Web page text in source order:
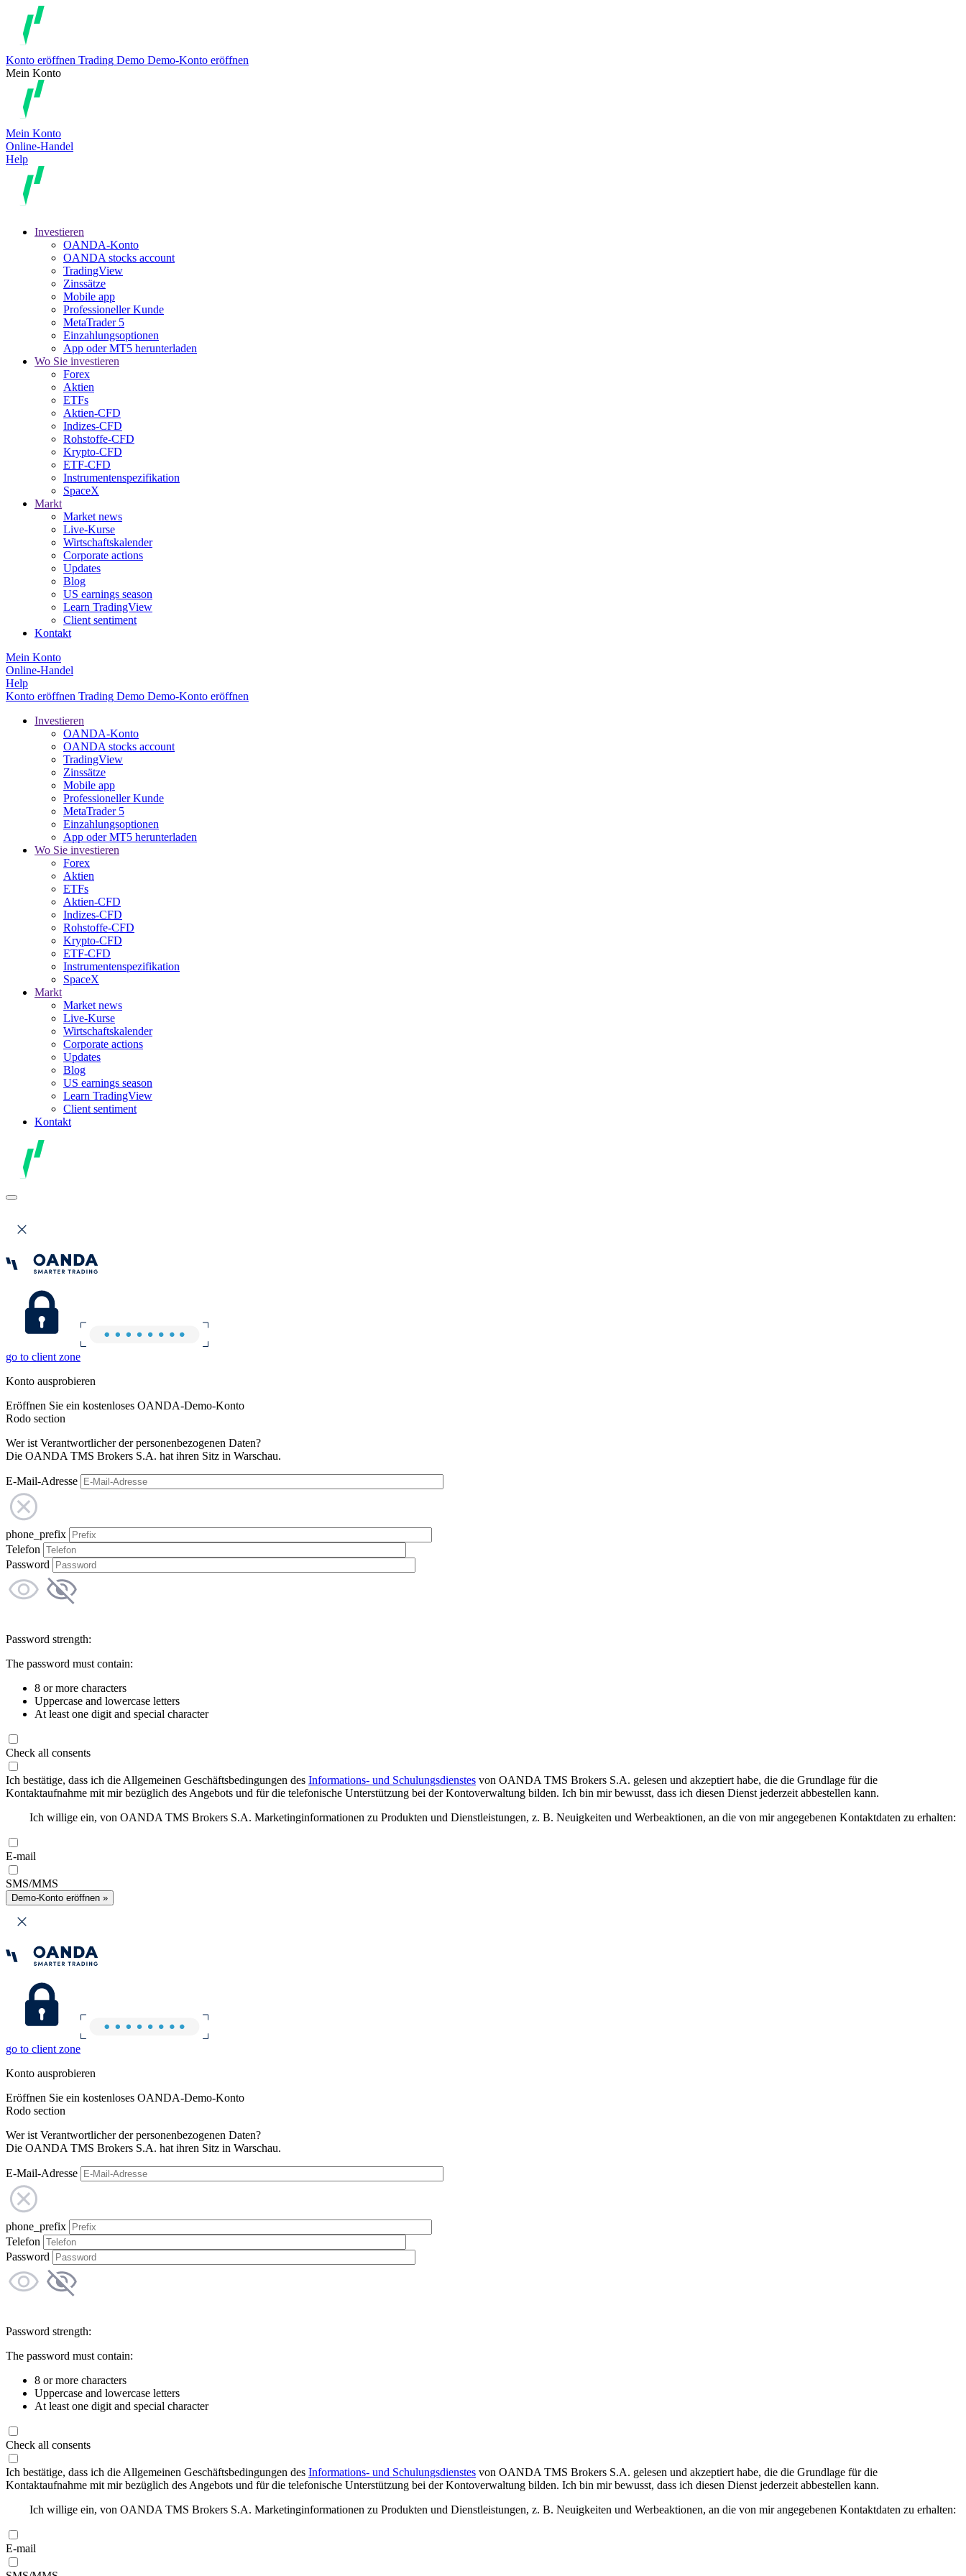
Konto eröffnen Trading Demo Demo-Konto eröffnen
Mein Konto
Mein Konto
Online-Handel
Help
Investieren
OANDA-Konto
OANDA stocks account
TradingView
Zinssätze
Mobile app
Professioneller Kunde
MetaTrader 5
Einzahlungsoptionen
App oder MT5 herunterladen
Wo Sie investieren
Forex
Aktien
ETFs
Aktien-CFD
Indizes-CFD
Rohstoffe-CFD
Krypto-CFD
ETF-CFD
Instrumentenspezifikation
SpaceX
Markt
Market news
Live-Kurse
Wirtschaftskalender
Corporate actions
Updates
Blog
US earnings season
Learn TradingView
Client sentiment
Kontakt
Mein Konto
Online-Handel
Help
Konto eröffnen Trading Demo Demo-Konto eröffnen
Investieren
OANDA-Konto
OANDA stocks account
TradingView
Zinssätze
Mobile app
Professioneller Kunde
MetaTrader 5
Einzahlungsoptionen
App oder MT5 herunterladen
Wo Sie investieren
Forex
Aktien
ETFs
Aktien-CFD
Indizes-CFD
Rohstoffe-CFD
Krypto-CFD
ETF-CFD
Instrumentenspezifikation
SpaceX
Markt
Market news
Live-Kurse
Wirtschaftskalender
Corporate actions
Updates
Blog
US earnings season
Learn TradingView
Client sentiment
Kontakt
go to client zone
Konto ausprobieren
Eröffnen Sie ein kostenloses OANDA-Demo-Konto
Rodo section
Wer ist Verantwortlicher der personenbezogenen Daten?
Die OANDA TMS Brokers S.A. hat ihren Sitz in Warschau.
E-Mail-Adresse
phone_prefix
Telefon
Password
Password strength:
The password must contain:
8 or more characters
Uppercase and lowercase letters
At least one digit and special character
Check all consents
Ich bestätige, dass ich die Allgemeinen Geschäftsbedingungen des Informations- und Schulungsdienstes von OANDA TMS Brokers S.A. gelesen und akzeptiert habe, die die Grundlage für die
Kontaktaufnahme mit mir bezüglich des Angebots und für die telefonische Unterstützung bei der Kontoverwaltung bilden. Ich bin mir bewusst, dass ich diesen Dienst jederzeit abbestellen kann.
Ich willige ein, von OANDA TMS Brokers S.A. Marketinginformationen zu Produkten und Dienstleistungen, z. B. Neuigkeiten und Werbeaktionen, an die von mir angegebenen Kontaktdaten zu erhalten:
E-mail
SMS/MMS
Demo-Konto eröffnen »
go to client zone
Konto ausprobieren
Eröffnen Sie ein kostenloses OANDA-Demo-Konto
Rodo section
Wer ist Verantwortlicher der personenbezogenen Daten?
Die OANDA TMS Brokers S.A. hat ihren Sitz in Warschau.
E-Mail-Adresse
phone_prefix
Telefon
Password
Password strength:
The password must contain:
8 or more characters
Uppercase and lowercase letters
At least one digit and special character
Check all consents
Ich bestätige, dass ich die Allgemeinen Geschäftsbedingungen des Informations- und Schulungsdienstes von OANDA TMS Brokers S.A. gelesen und akzeptiert habe, die die Grundlage für die
Kontaktaufnahme mit mir bezüglich des Angebots und für die telefonische Unterstützung bei der Kontoverwaltung bilden. Ich bin mir bewusst, dass ich diesen Dienst jederzeit abbestellen kann.
Ich willige ein, von OANDA TMS Brokers S.A. Marketinginformationen zu Produkten und Dienstleistungen, z. B. Neuigkeiten und Werbeaktionen, an die von mir angegebenen Kontaktdaten zu erhalten:
E-mail